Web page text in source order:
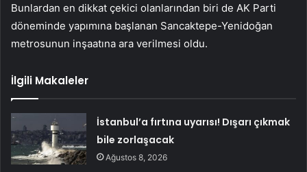
Bunlardan en dikkat çekici olanlarından biri de AK Parti
döneminde yapımına başlanan Sancaktepe-Yenidoğan
metrosunun inşaatına ara verilmesi oldu.
İlgili Makaleler
İstanbul’a fırtına uyarısı! Dışarı çıkmak
bile zorlaşacak
Ağustos 8, 2026